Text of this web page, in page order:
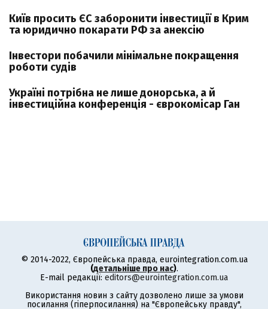
Київ просить ЄС заборонити інвестиції в Крим
та юридично покарати РФ за анексію
Інвестори побачили мінімальне покращення
роботи судів
Україні потрібна не лише донорська, а й
інвестиційна конференція - єврокомісар Ган
© 2014-2022, Європейська правда, eurointegration.com.ua
(детальніше про нас).
E-mail редакції: editors@eurointegration.com.ua
Використання новин з сайту дозволено лише за умови
посилання (гіперпосилання) на "Європейську правду",